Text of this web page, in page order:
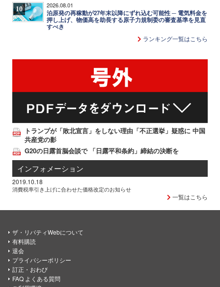
10 2026.08.01
泊原発の再稼動が27年末以降にずれ込む可能性 ─ 電気料金を
押し上げ、物価高を助長する原子力規制委の審査基準を見直
すべき
ランキング一覧はこちら
トランプが「敗北宣言」をしない理由「不正選挙」疑惑に 中国
共産党の影
G20の日露首脳会談で 「日露平和条約」締結の決断を
インフォメーション
2019.10.18
消費税率引き上げに合わせた価格改定のお知らせ
一覧はこちら
ザ・リバティWebについて
有料購読
退会
プライバシーポリシー
訂正・おわび
FAQ よくある質問